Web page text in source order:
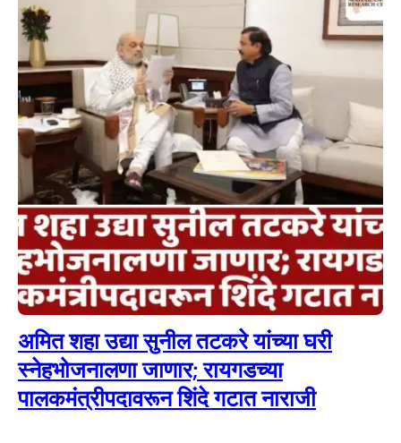
अमित शहा उद्या सुनील तटकरे यांच्या घरी
स्नेहभोजनालणा जाणार; रायगडच्या
पालकमंत्रीपदावरून शिंदे गटात नाराजी